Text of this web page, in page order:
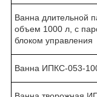
Ванна длительной
объем 1000 л, с
блоком управления
Ванна ИПКС-053-